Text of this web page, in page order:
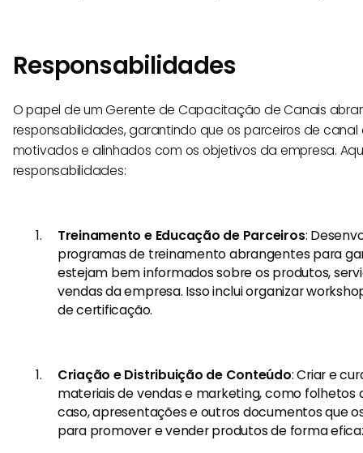
Responsabilidades
O papel de um Gerente de Capacitação de Canais
responsabilidades, garantindo que os parceiros de
motivados e alinhados com os objetivos da empresa.
responsabilidades:
Treinamento e Educação de Parceiros:
programas de treinamento abrangentes para
estejam bem informados sobre os produtos,
vendas da empresa. Isso inclui organizar
de certificação.
Criação e Distribuição de Conteúdo: Criar e
materiais de vendas e marketing, como folhetos
caso, apresentações e outros documentos que
para promover e vender produtos de forma